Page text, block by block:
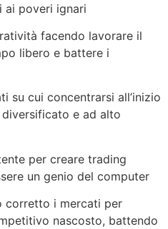
ai poveri ignari
facendo lavorare il
libero e battere i
su cui concentrarsi all’inizio
e ad alto
per creare trading
un genio del computer
corretto i mercati per
nascosto, battendo